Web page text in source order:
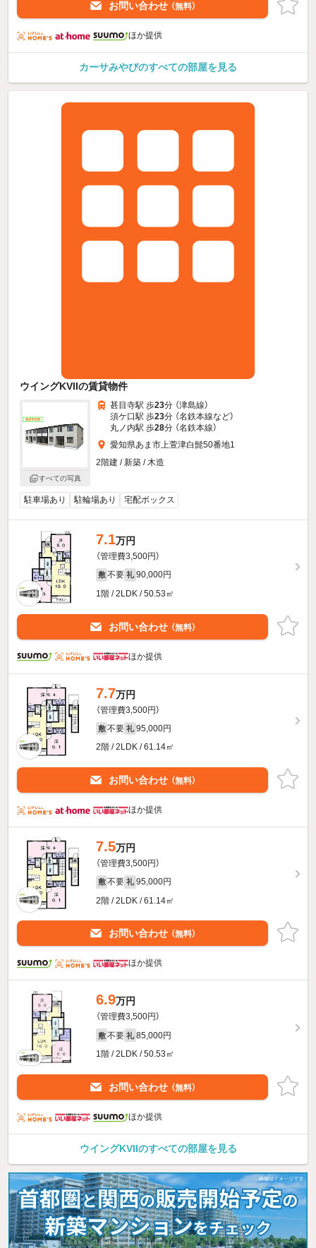
お問い合わせ （無料）
ほか提供
カーサみやびのすべての部屋を見る
ウイングKVIIの賃貸物件
すべての写真
甚目寺駅 歩23分 （津島線）
須ケ口駅 歩23分 （名鉄本線など）
丸ノ内駅 歩28分 （名鉄本線）
愛知県あま市上萱津白髭50番地1
2階建 / 新築 / 木造
駐車場あり 駐輪場あり 宅配ボックス
7.1万円
（管理費3,500円）
敷 不要 礼 90,000円
1階 / 2LDK / 50.53㎡
お問い合わせ （無料）
ほか提供
7.7万円
（管理費3,500円）
敷 不要 礼 95,000円
2階 / 2LDK / 61.14㎡
お問い合わせ （無料）
ほか提供
7.5万円
（管理費3,500円）
敷 不要 礼 95,000円
2階 / 2LDK / 61.14㎡
お問い合わせ （無料）
ほか提供
6.9万円
（管理費3,500円）
敷 不要 礼 85,000円
1階 / 2LDK / 50.53㎡
お問い合わせ （無料）
ほか提供
ウイングKVIIのすべての部屋を見る